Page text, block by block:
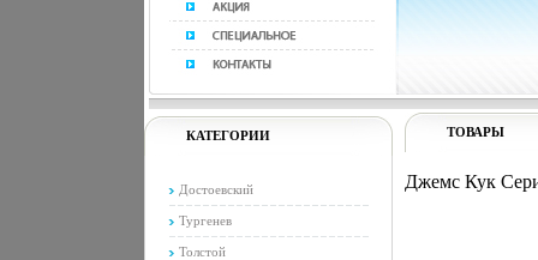
КАТЕГОРИИ
Достоевский
Тургенев
Толстой
ТОВАРЫ
Джемс Кук